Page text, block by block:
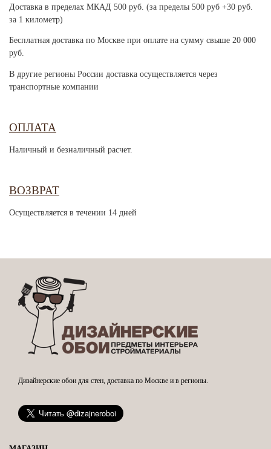
Доставка в пределах МКАД 500 руб. (за пределы 500 руб +30 руб.
за 1 километр)
Бесплатная доставка по Москве при оплате на сумму свыше 20 000
руб.
В другие регионы России доставка осуществляется через
транспортные компании
ОПЛАТА
Наличный и безналичный расчет.
ВОЗВРАТ
Осуществляется в течении 14 дней
Дизайнерские обои для стен, доставка по Москве и в регионы.